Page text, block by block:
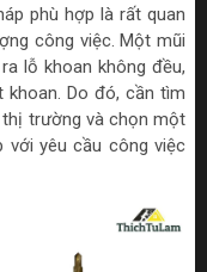
phù hợp là rất quan
công việc. Một mũi
lỗ khoan không đều,
khoan. Do đó, cần tìm
thị trường và chọn một
với yêu cầu công việc